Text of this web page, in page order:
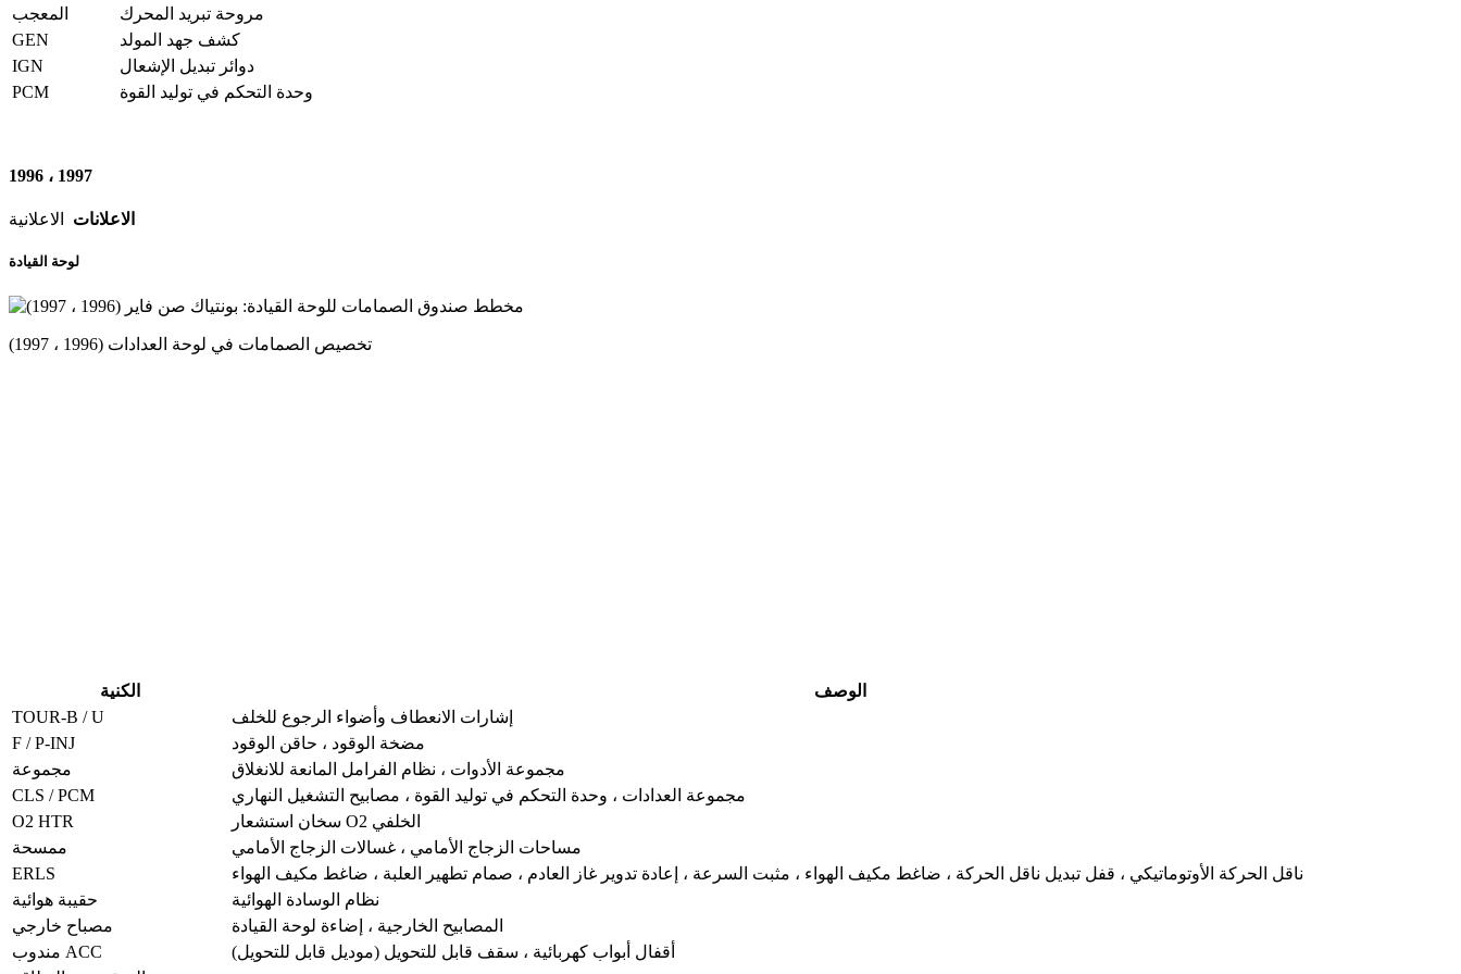
المعجب
مروحة تبريد المحرك
GEN
كشف جهد المولد
IGN
دوائر تبديل الإشعال
PCM
وحدة التحكم في توليد القوة
1996 ، 1997
الاعلانات الاعلانية
لوحة القيادة
تخصيص الصمامات في لوحة العدادات (1996 ، 1997)
الكنية
الوصف
TOUR-B / U
إشارات الانعطاف وأضواء الرجوع للخلف
F / P-INJ
مضخة الوقود ، حاقن الوقود
مجموعة
مجموعة الأدوات ، نظام الفرامل المانعة للانغلاق
CLS / PCM
مجموعة العدادات ، وحدة التحكم في توليد القوة ، مصابيح التشغيل النهاري
O2 HTR
سخان استشعار O2 الخلفي
ممسحة
مساحات الزجاج الأمامي ، غسالات الزجاج الأمامي
ERLS
ناقل الحركة الأوتوماتيكي ، قفل تبديل ناقل الحركة ، ضاغط مكيف الهواء ، مثبت السرعة ، إعادة تدوير غاز العادم ، صمام تطهير العلبة ، ضاغط مكيف الهواء
حقيبة هوائية
نظام الوسادة الهوائية
مصباح خارجي
المصابيح الخارجية ، إضاءة لوحة القيادة
مندوب ACC
أقفال أبواب كهربائية ، سقف قابل للتحويل (موديل قابل للتحويل)